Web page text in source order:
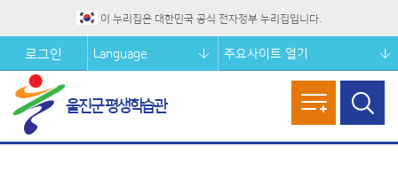
이 누리집은 대한민국 공식 전자정부 누리집입니다.
주요사이트 열기
울진군 평생학습관
로그인 Language
열기